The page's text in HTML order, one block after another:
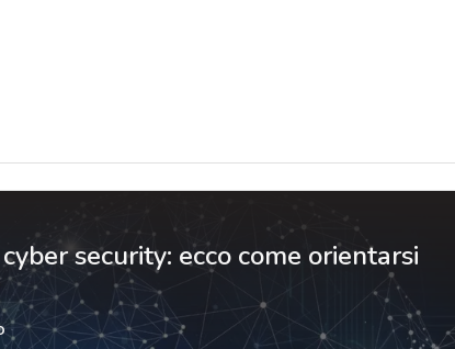
security: ecco come orientarsi